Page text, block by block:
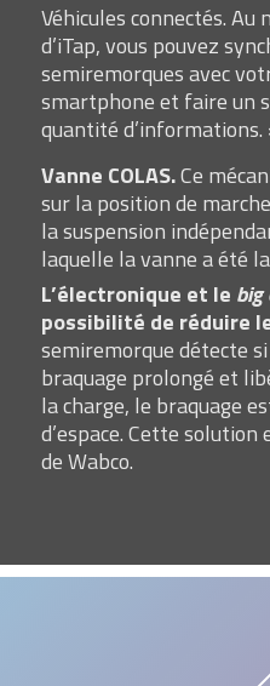
Véhicules connectés. Au
d’iTap, vous pouvez
semiremorques avec
smartphone et faire un
quantité d’informations.
Vanne COLAS.Ce
sur la position de
la suspension
laquelle la vanne a été
L’électronique et le
possibilité de réduire
semiremorque détecte
braquage prolongé et
la charge, le braquage
d’espace. Cette
de Wabco.